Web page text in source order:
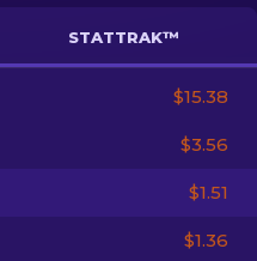
ES
STATTRAK™
$15.38
$3.56
$1.51
$1.36